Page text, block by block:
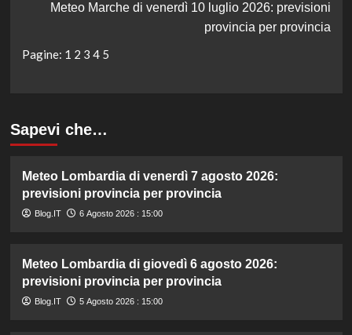
Meteo Marche di venerdì 10 luglio 2026: previsioni
provincia per provincia
Pagine: 1 2 3 4 5
Sapevi che…
Meteo Lombardia di venerdì 7 agosto 2026:
previsioni provincia per provincia
Blog.IT 6 Agosto 2026 : 15:00
Meteo Lombardia di giovedì 6 agosto 2026:
previsioni provincia per provincia
Blog.IT 5 Agosto 2026 : 15:00